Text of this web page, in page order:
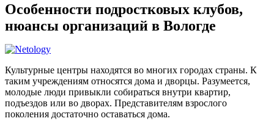
Особенности подростковых клубов,
нюансы организаций в Вологде
Культурные центры находятся во многих городах страны. К
таким учреждениям относятся дома и дворцы. Разумеется,
молодые люди привыкли собираться внутри квартир,
подъездов или во дворах. Представителям взрослого
поколения достаточно оставаться дома.